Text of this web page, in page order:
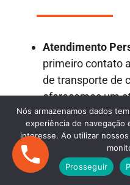
Atendimento
primeiro contato
de transporte de
oferecemos um
e dedicado.
Transparência
orçamentos são
transparentes,
surpresas
Nós armazenamos dados
experiência de
interesse. Ao utilizar
Prosseguir